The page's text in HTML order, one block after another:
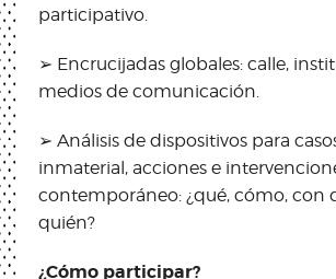
participativo.
➢ Encrucijadas globales: calle,
medios de comunicación.
➢ Análisis de dispositivos para
inmaterial, acciones e
contemporáneo: ¿qué, cómo, con
quién?
¿Cómo participar?